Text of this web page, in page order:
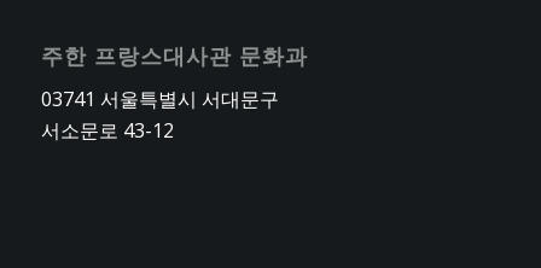
주한 프랑스대사관 문화과
03741 서울특별시 서대문구
서소문로 43-12